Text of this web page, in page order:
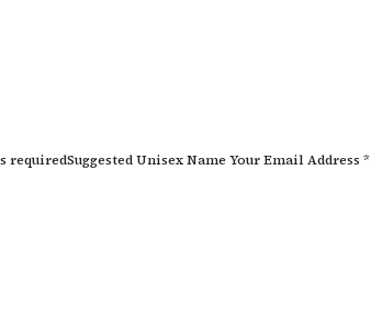
requiredSuggested Unisex Name Your Email Address *